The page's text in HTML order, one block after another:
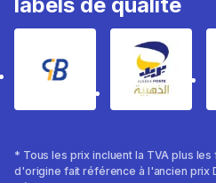
* Tous les prix incluent la TVA plus
d'origine fait référence à l'ancien prix